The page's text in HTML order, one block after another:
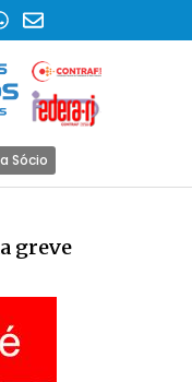
Sócio
greve